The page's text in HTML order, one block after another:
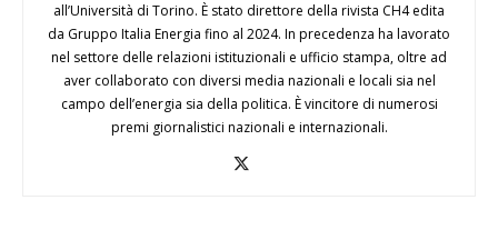
all’Università di Torino. È stato direttore della rivista CH4 edita
da Gruppo Italia Energia fino al 2024. In precedenza ha lavorato
nel settore delle relazioni istituzionali e ufficio stampa, oltre ad
aver collaborato con diversi media nazionali e locali sia nel
campo dell’energia sia della politica. È vincitore di numerosi
premi giornalistici nazionali e internazionali.